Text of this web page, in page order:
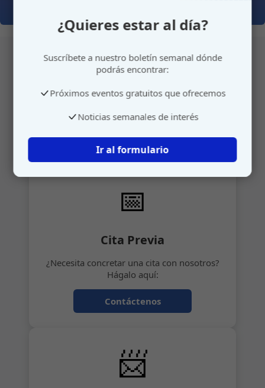
Atención personalizada
Gestione su cita o envíenos sus sugerencias de
📅
Cita Previa
¿Necesita concretar una cita con nosotros?
Hágalo aquí:
Contáctenos
📨
¿Quieres estar al día?
Suscríbete a nuestro boletín semanal dónde
podrás encontrar:
Próximos eventos gratuitos que ofrecemos
Noticias semanales de interés
Ir al formulario